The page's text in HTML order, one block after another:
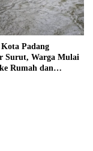
Padang
Surut, Warga Mulai
Rumah dan